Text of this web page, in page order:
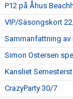
P12 på Åhus
VIP/Säsongskort
Sammanfattning av
Simon Ostersen
Kansliet
CrazyParty 30/7